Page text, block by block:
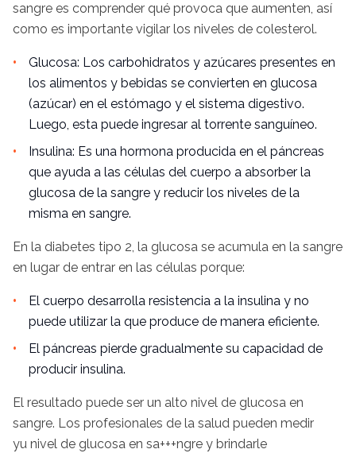
sangre es comprender qué provoca que aumenten, así
como es importante vigilar los niveles de colesterol.
Glucosa: Los carbohidratos y azúcares presentes en
los alimentos y bebidas se convierten en glucosa
(azúcar) en el estómago y el sistema digestivo.
Luego, esta puede ingresar al torrente sanguíneo.
Insulina: Es una hormona producida en el páncreas
que ayuda a las células del cuerpo a absorber la
glucosa de la sangre y reducir los niveles de la
misma en sangre.
En la diabetes tipo 2, la glucosa se acumula en la sangre
en lugar de entrar en las células porque:
El cuerpo desarrolla resistencia a la insulina y no
puede utilizar la que produce de manera eficiente.
El páncreas pierde gradualmente su capacidad de
producir insulina.
El resultado puede ser un alto nivel de glucosa en
sangre. Los profesionales de la salud pueden medir
yu nivel de glucosa en sa+++ngre y brindarle